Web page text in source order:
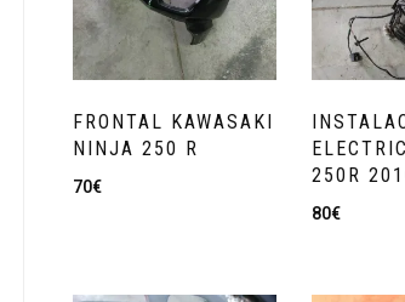
FRONTAL KAWASAKI
NINJA 250 R
70€
250R
80€